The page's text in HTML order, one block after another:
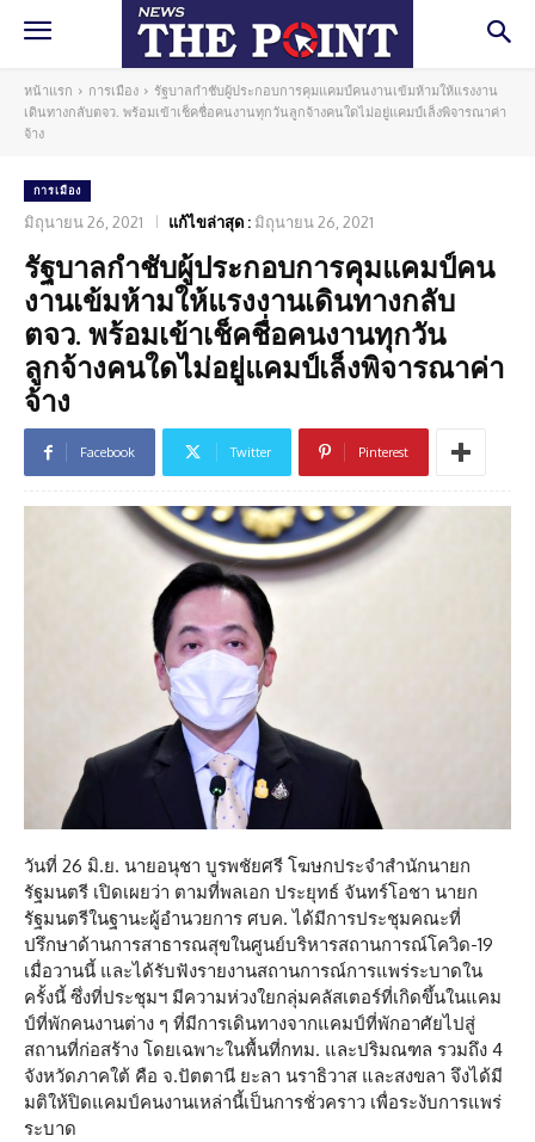
หน้าแรก การเมือง
รัฐบาลกำชับผู้ประกอบการคุมแคมป์คนงานเข้มห้ามให้แรงงาน
เดินทางกลับตจว. พร้อมเข้าเช็คชื่อคนงานทุกวันลูกจ้างคนใดไม่อยู่แคมป์เล็งพิจารณาค่า
จ้าง
การเมือง
มิถุนายน 26, 2021 แก้ไขล่าสุด : มิถุนายน 26, 2021
รัฐบาลกำชับผู้ประกอบการคุมแคมป์คน
งานเข้มห้ามให้แรงงานเดินทางกลับ
ตจว. พร้อมเข้าเช็คชื่อคนงานทุกวัน
ลูกจ้างคนใดไม่อยู่แคมป์เล็งพิจารณาค่า
จ้าง
Facebook Twitter Pinterest
วันที่ 26 มิ.ย. นายอนุชา บูรพชัยศรี โฆษกประจำสำนักนายก
รัฐมนตรี เปิดเผยว่า ตามที่พลเอก ประยุทธ์ จันทร์โอชา นายก
รัฐมนตรีในฐานะผู้อำนวยการ ศบค. ได้มีการประชุมคณะที่
ปรึกษาด้านการสาธารณสุขในศูนย์บริหารสถานการณ์โควิด-19
เมื่อวานนี้ และได้รับฟังรายงานสถานการณ์การแพร่ระบาดใน
ครั้งนี้ ซึ่งที่ประชุมฯ มีความห่วงใยกลุ่มคลัสเตอร์ที่เกิดขึ้นในแคม
ป์ที่พักคนงานต่าง ๆ ที่มีการเดินทางจากแคมป์ที่พักอาศัยไปสู่
สถานที่ก่อสร้าง โดยเฉพาะในพื้นที่กทม. และปริมณฑล รวมถึง 4
จังหวัดภาคใต้ คือ จ.ปัตตานี ยะลา นราธิวาส และสงขลา จึงได้มี
มติให้ปิดแคมป์คนงานเหล่านี้เป็นการชั่วคราว เพื่อระงับการแพร่
ระบาด